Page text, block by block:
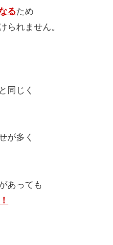
るため
られません。
同じく
が多く
あっても